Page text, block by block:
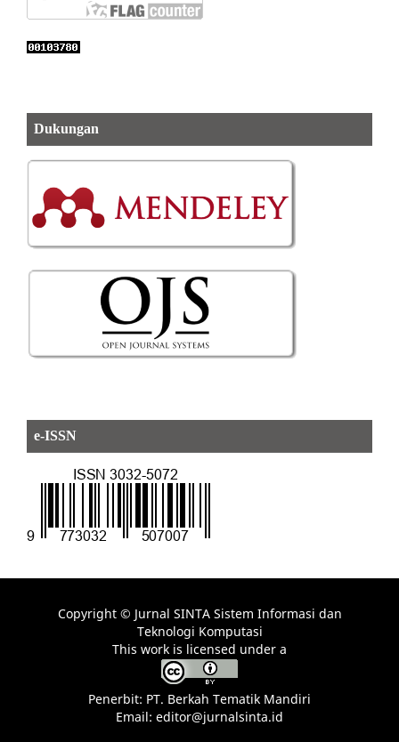
Dukungan
e-ISSN
Copyright © Jurnal SINTA Sistem Informasi dan
Teknologi Komputasi
This work is licensed under a
Penerbit: PT. Berkah Tematik Mandiri
Email: editor@jurnalsinta.id